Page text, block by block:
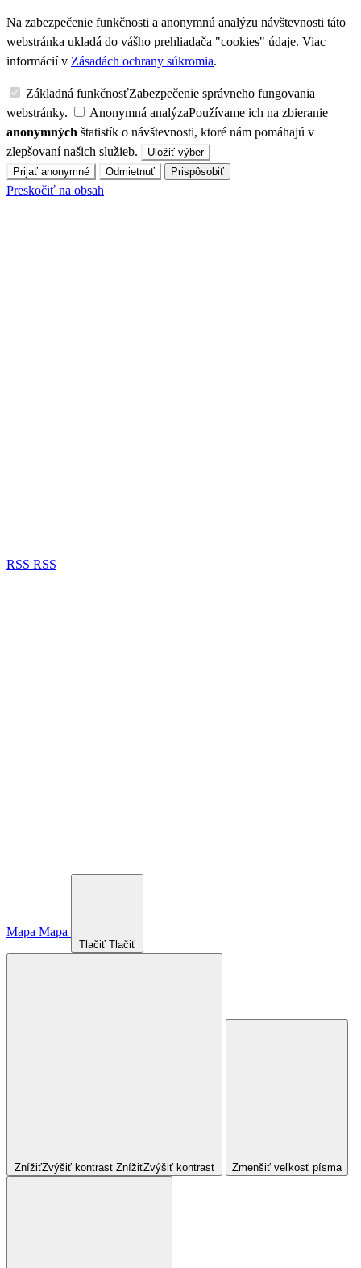
Na zabezpečenie funkčnosti a anonymnú analýzu návštevnosti táto
webstránka ukladá do vášho prehliadača "cookies" údaje. Viac
informácií v Zásadách ochrany súkromia.
Základná funkčnosťZabezpečenie správneho fungovania
webstránky.
Anonymná analýzaPoužívame ich na zbieranie
anonymných štatistík o návštevnosti, ktoré nám pomáhajú v
zlepšovaní našich služieb.
Uložiť výber
Prijať anonymné
Odmietnuť Prispôsobiť
Preskočiť na obsah
RSS RSS
Mapa Mapa
Tlačiť Tlačiť
ZnížiťZvýšiť kontrast ZnížiťZvýšiť kontrast Zmenšiť veľkosť písma